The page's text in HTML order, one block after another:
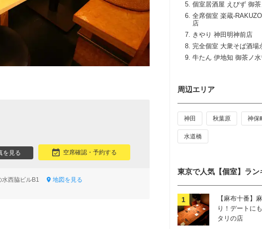
個室居酒屋 えびず 御
全席個室 楽蔵
店
きやり 神田明神前店
完全個室 大衆そば酒場
牛たん 伊地知 御茶ノ
を見る 空席確認・予約する
水西脇ビルB1
地図を見る
周辺エリア
神田 秋葉原 神保
水道橋
東京で人気【個室】ラン
【麻布十番】
り！デートに
タリの店